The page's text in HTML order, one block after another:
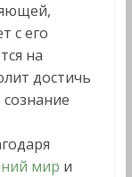
с его
на
достичь
мир и